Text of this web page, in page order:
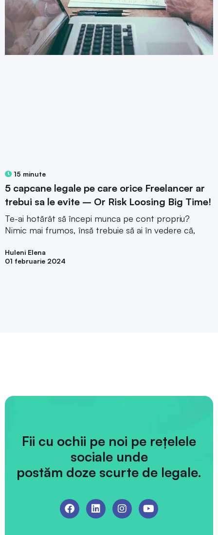
15 minute
5 capcane legale pe care orice Freelancer ar
trebui sa le evite – Or Risk Loosing Big Time!
Te-ai hotărât să începi munca pe cont propriu?
Nimic mai frumos, însă trebuie să ai în vedere că,
Huleni Elena
01 februarie 2024
Fii cu ochii pe noi pe rețelele
sociale unde
postăm doze scurte de legale.